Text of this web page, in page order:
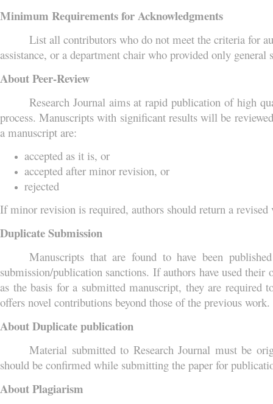
Minimum Requirements for Acknowledgments
List all contributors who do not meet the criteria for
assistance, or a department chair who provided only
About Peer-Review
Research Journal aims at rapid publication of high
process. Manuscripts with significant results will be
a manuscript are:
accepted as it is, or
accepted after minor revision, or
rejected
If minor revision is required, authors should return a revised
Duplicate Submission
Manuscripts that are found to have been
submission/publication sanctions. If authors have used
as the basis for a submitted manuscript, they are
offers novel contributions beyond those of the previous work.
About Duplicate publication
Material submitted to Research Journal must be
should be confirmed while submitting the paper for
About Plagiarism